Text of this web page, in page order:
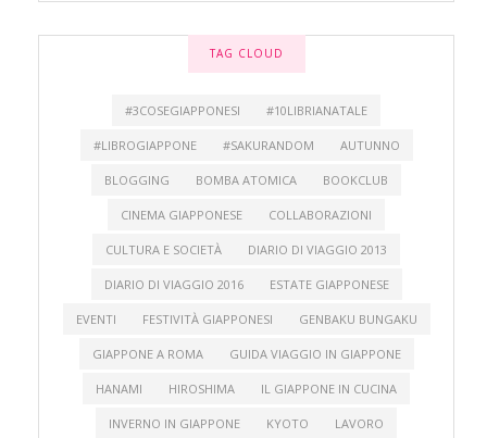
TAG CLOUD
#3COSEGIAPPONESI #10LIBRIANATALE
#LIBROGIAPPONE #SAKURANDOM AUTUNNO
BLOGGING BOMBA ATOMICA BOOKCLUB
CINEMA GIAPPONESE COLLABORAZIONI
CULTURA E SOCIETÀ DIARIO DI VIAGGIO 2013
DIARIO DI VIAGGIO 2016 ESTATE GIAPPONESE
EVENTI FESTIVITÀ GIAPPONESI GENBAKU BUNGAKU
GIAPPONE A ROMA GUIDA VIAGGIO IN GIAPPONE
HANAMI HIROSHIMA IL GIAPPONE IN CUCINA
INVERNO IN GIAPPONE KYOTO LAVORO